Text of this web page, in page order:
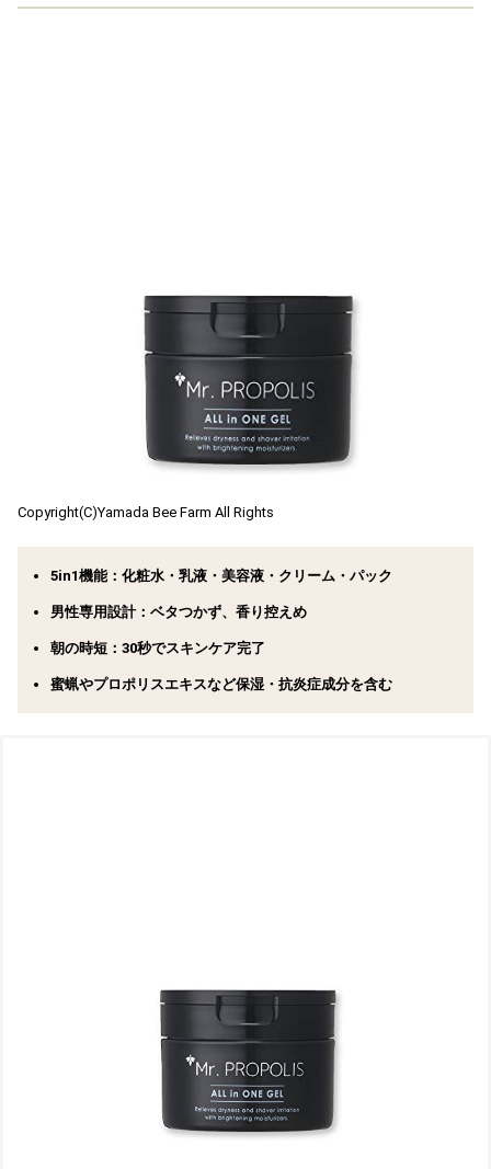
Copyright(C)Yamada Bee Farm All Rights
5in1機能 ：化粧水・乳液・美容液・クリーム・パック
男性専用設計：ベタつかず、香り控えめ
朝の時短 ：30秒でスキンケア完了
蜜蝋やプロポリスエキスなど保湿・抗炎症成分を含む